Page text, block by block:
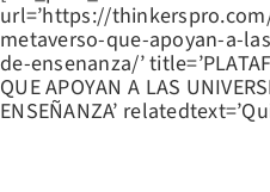
url=’https://
metaverso-que-apoyan-a-
de-ensenanza/’
QUE APOYAN A LAS
ENSEÑANZA’